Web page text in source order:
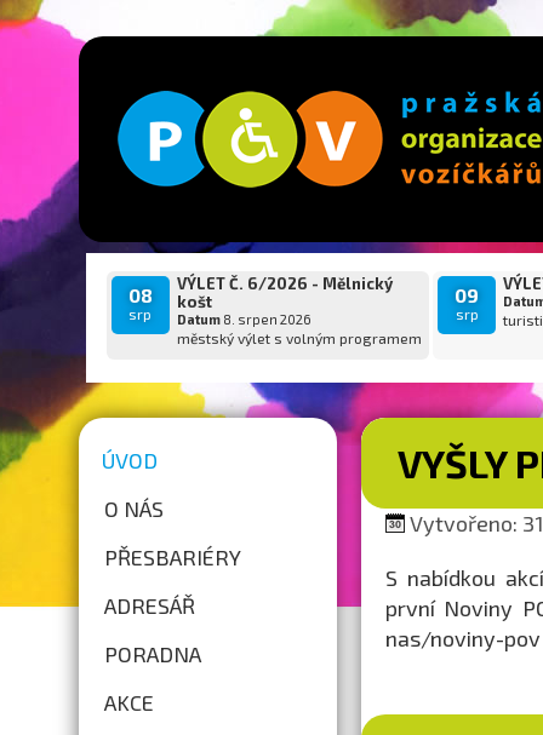
08
srp
VÝLET Č. 6/2026 - Mělnický
košt
Datum8. srpen 2026
městský výlet s volným programem
09
srp
ÚVOD
O NÁS
PŘESBARIÉRY
ADRESÁŘ
PORADNA
AKCE
VYŠLY
Vytvořeno:
S nabídkou
první Noviny
nas/noviny-pov